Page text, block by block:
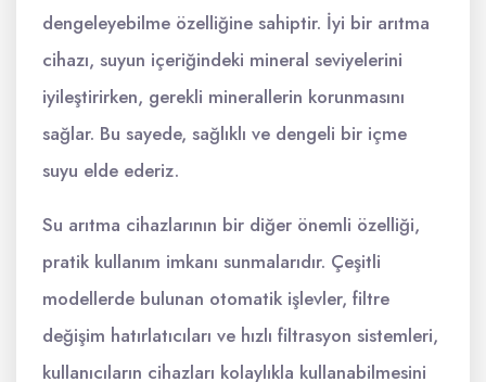
dengeleyebilme özelliğine sahiptir. İyi bir arıtma
cihazı, suyun içeriğindeki mineral seviyelerini
iyileştirirken, gerekli minerallerin korunmasını
sağlar. Bu sayede, sağlıklı ve dengeli bir içme
suyu elde ederiz.
Su arıtma cihazlarının bir diğer önemli özelliği,
pratik kullanım imkanı sunmalarıdır. Çeşitli
modellerde bulunan otomatik işlevler, filtre
değişim hatırlatıcıları ve hızlı filtrasyon sistemleri,
kullanıcıların cihazları kolaylıkla kullanabilmesini